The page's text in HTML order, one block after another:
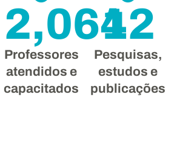
Professores
atendidos e
capacitados
2,064
Pesquisas,
estudos e
publicações
12